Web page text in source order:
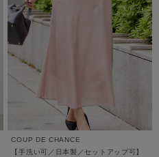
COUP DE CHANCE
【手洗い可／日本製／セットアップ可】